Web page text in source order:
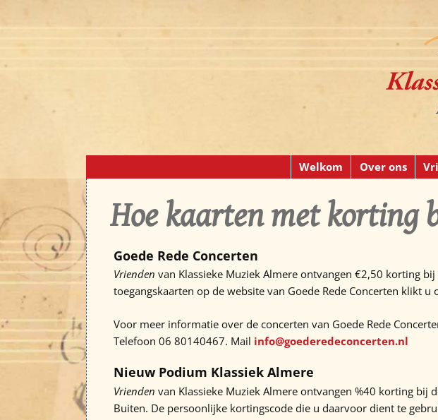
Welkom Over ons
Hoe kaarten met korting
Goede Rede Concerten
Vrienden van Klassieke Muziek Almere ontvangen €2,50 korting
toegangskaarten op de website van Goede Rede Concerten klikt u
Voor meer informatie over de concerten van Goede Rede
Telefoon 06 80140467. Mail info@goederedeconcerten.nl
Nieuw Podium Klassiek Almere
Vrienden van Klassieke Muziek Almere ontvangen %40 korting bij
Buiten. De persoonlijke kortingscode die u daarvoor dient te